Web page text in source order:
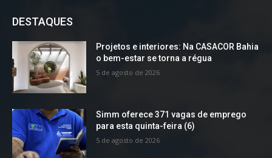
DESTAQUES
Projetos e interiores: Na CASACOR Bahia
o bem-estar se torna a régua
5 de agosto de 2026
Simm oferece 371 vagas de emprego
para esta quinta-feira (6)
5 de agosto de 2026